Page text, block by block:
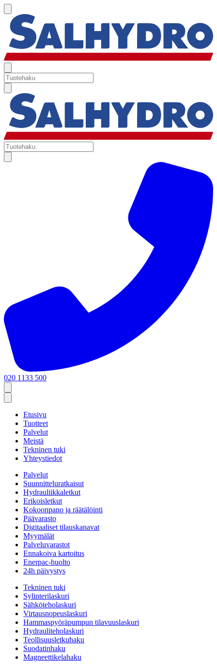
020 1133 500
Etusivu
Tuotteet
Palvelut
Meistä
Tekninen tuki
Yhteystiedot
Palvelut
Suunnitteluratkaisut
Hydrauliikkaletkut
Erikoisletkut
Kokoonpano ja räätälöinti
Päävarasto
Digitaaliset tilauskanavat
Myymälät
Palveluvarastot
Ennakoiva kartoitus
Enerpac-huolto
24h päivystys
Tekninen tuki
Sylinterilaskuri
Sähköteholaskuri
Virtausnopeuslaskuri
Hammaspyöräpumpun tilavuuslaskuri
Hydrauliteholaskuri
Teollisuusletkuhaku
Suodatinhaku
Magneettikelahaku